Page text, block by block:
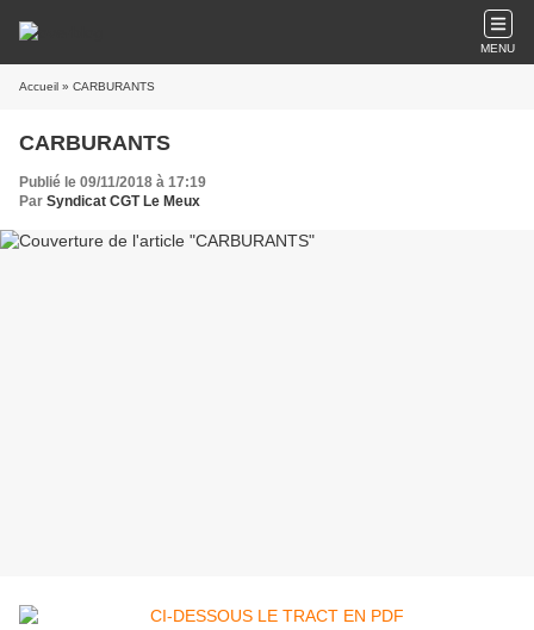
MENU
Accueil » CARBURANTS
CARBURANTS
Publié le 09/11/2018 à 17:19
Par Syndicat CGT Le Meux